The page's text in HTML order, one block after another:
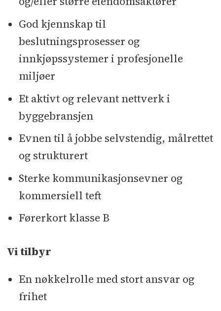
God kjennskap til
beslutningsprosesser og
innkjøpssystemer i profesjonelle
miljøer
Et aktivt og relevant nettverk i
byggebransjen
Evnen til å jobbe selvstendig, målrettet
og strukturert
Sterke kommunikasjonsevner og
kommersiell teft
Førerkort klasse B
Vi tilbyr
En nøkkelrolle med stort ansvar og
frihet